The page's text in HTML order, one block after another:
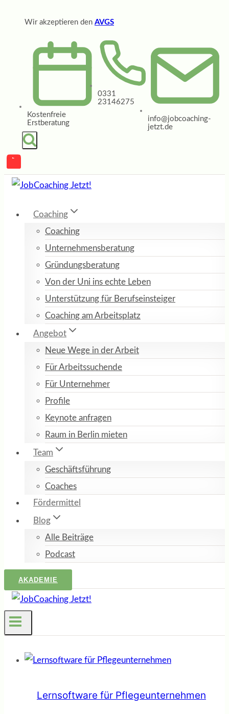
Wir akzeptieren den AVGS
Kostenfreie
Erstberatung
0331
23146275
info@jobcoaching-
jetzt.de
Coaching
Coaching
Unternehmensberatung
Gründungsberatung
Von der Uni ins echte Leben
Unterstützung für Berufseinsteiger
Coaching am Arbeitsplatz
Angebot
Neue Wege in der Arbeit
Für Arbeitssuchende
Für Unternehmer
Profile
Keynote anfragen
Raum in Berlin mieten
Team
Geschäftsführung
Coaches
Fördermittel
Blog
Alle Beiträge
Podcast
AKADEMIE
Lernsoftware für Pflegeunternehmen